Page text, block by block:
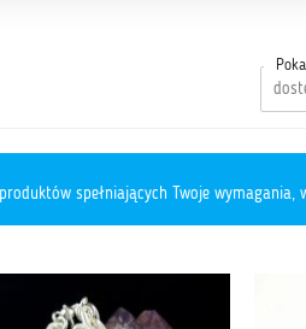
spełniających Twoje